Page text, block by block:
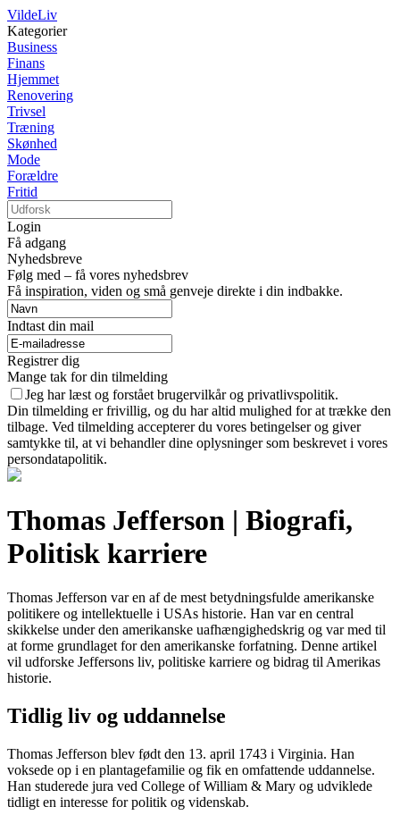
VildeLiv
Kategorier
Business
Finans
Hjemmet
Renovering
Trivsel
Træning
Skønhed
Mode
Forældre
Fritid
Login
Få adgang
Nyhedsbreve
Følg med – få vores nyhedsbrev
Få inspiration, viden og små genveje direkte i din indbakke.
Indtast din mail
Registrer dig
Mange tak for din tilmelding
Jeg har læst og forstået brugervilkår og privatlivspolitik.
Din tilmelding er frivillig, og du har altid mulighed for at trække den
tilbage. Ved tilmelding accepterer du vores betingelser og giver
samtykke til, at vi behandler dine oplysninger som beskrevet i vores
persondatapolitik.
Thomas Jefferson | Biografi,
Politisk karriere
Thomas Jefferson var en af de mest betydningsfulde amerikanske
politikere og intellektuelle i USAs historie. Han var en central
skikkelse under den amerikanske uafhængighedskrig og var med til
at forme grundlaget for den amerikanske forfatning. Denne artikel
vil udforske Jeffersons liv, politiske karriere og bidrag til Amerikas
historie.
Tidlig liv og uddannelse
Thomas Jefferson blev født den 13. april 1743 i Virginia. Han
voksede op i en plantagefamilie og fik en omfattende uddannelse.
Han studerede jura ved College of William & Mary og udviklede
tidligt en interesse for politik og videnskab.